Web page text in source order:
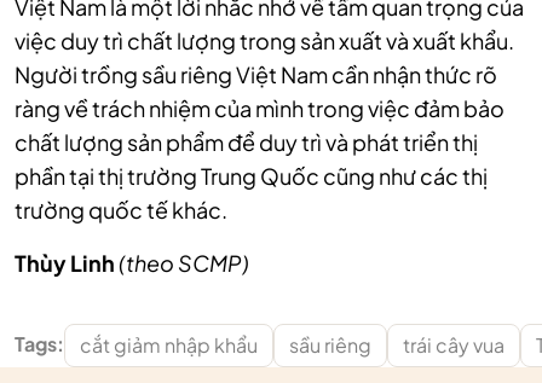
Việt Nam là một lời nhắc nhở về tầm quan trọng của
việc duy trì chất lượng trong sản xuất và xuất khẩu.
Người trồng sầu riêng Việt Nam cần nhận thức rõ
ràng về trách nhiệm của mình trong việc đảm bảo
chất lượng sản phẩm để duy trì và phát triển thị
phần tại thị trường Trung Quốc cũng như các thị
trường quốc tế khác.
Thùy Linh(theo SCMP)
Tags: cắt giảm nhập khẩu sầu riêng trái cây vua